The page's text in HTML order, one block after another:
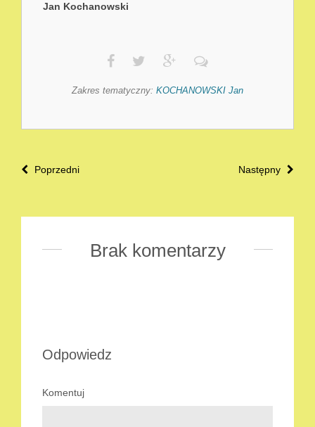
Jan Kochanowski
Zakres tematyczny: KOCHANOWSKI Jan
Następny
Poprzedni
Brak komentarzy
Odpowiedz
Komentuj